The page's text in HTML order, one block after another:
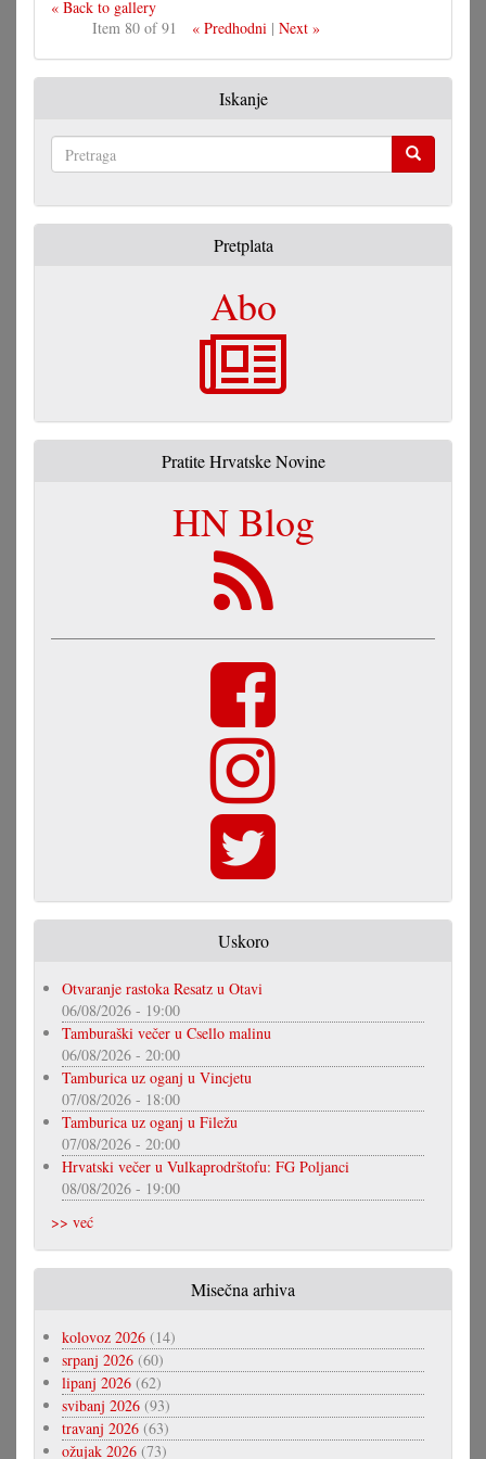
« Back to gallery
Item 80 of 91
« Predhodni| Next »
Iskanje
Pretplata
Abo
Pratite Hrvatske Novine
HN Blog
Uskoro
Otvaranje rastoka Resatz u Otavi
06/08/2026 - 19:00
Tamburaški večer u Csello malinu
06/08/2026 - 20:00
Tamburica uz oganj u Vincjetu
07/08/2026 - 18:00
Tamburica uz oganj u Filežu
07/08/2026 - 20:00
Hrvatski večer u Vulkaprodrštofu: FG Poljanci
08/08/2026 - 19:00
>> već
Misečna arhiva
kolovoz 2026 (14)
srpanj 2026 (60)
lipanj 2026 (62)
svibanj 2026 (93)
travanj 2026 (63)
ožujak 2026 (73)